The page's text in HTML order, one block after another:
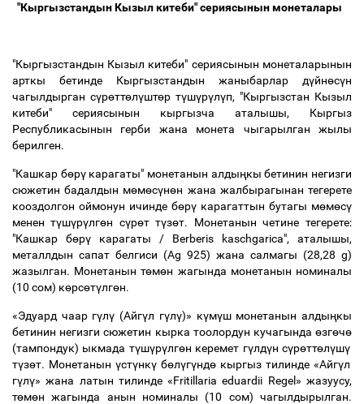
"Кыргызстандын Кызыл китеби" сериясынын монеталары
"Кыргызстандын Кызыл китеби" сериясынын монеталарынын
арткы бетинде Кыргызстандын жаныбарлар дүйнөсүн
чагылдырган сүрөттөлүштөр түшүрүлүп, "Кыргызстан Кызыл
китеби" сериясынын кыргызча аталышы, Кыргыз
Республикасынын герби жана монета чыгарылган жылы
берилген.
"Кашкар бөрү карагаты" монетанын алдыңкы бетинин негизги
сюжетин бадалдын мөмөсүнөн жана жалбырагынан тегерете
кооздолгон оймонун ичинде бөрү карагаттын бутагы мөмөсү
менен түшүрүлгөн сүрөт түзөт. Монетанын четине тегерете:
"Кашкар бөрү карагаты / Berberis kaschgarica", аталышы,
металлдын сапат белгиси (Ag 925) жана салмагы (28,28 g)
жазылган. Монетанын төмөн жагында монетанын номиналы
(10 сом) көрсөтүлгөн.
«Эдуард чаар гүлү (Айгүл гүлү)» күмүш монетанын алдыңкы
бетинин негизги сюжетин кырка тоолордун кучагында өзгөчө
(тампондук) ыкмада түшүрүлгөн керемет гүлдүн сүрөттөлүшү
түзөт. Монетанын үстүнкү бөлүгүндө кыргыз тилинде «Айгүл
гүлү» жана латын тилинде«Fritillaria eduardii Regel» жазуусу,
төмөн жагында анын номиналы (10 сом) чагылдырылган.